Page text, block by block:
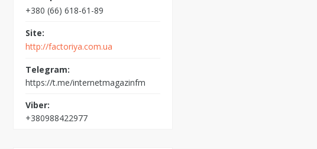
+380 (66) 618-61-89
http://factoriya.com.ua
https://t.me/internetmagazinfm
+380988422977